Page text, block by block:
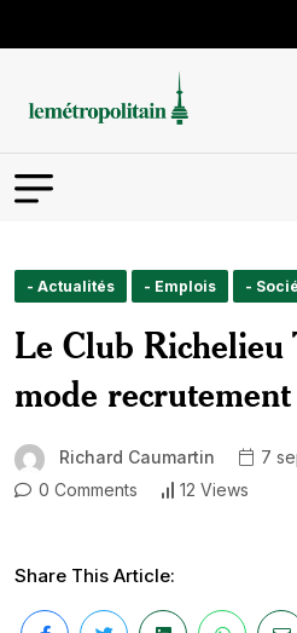
- Actualités - Emplois -
Le Club Richelieu
mode recrutement
Richard Caumartin
7
0 Comments
12 Views
Share This Article: